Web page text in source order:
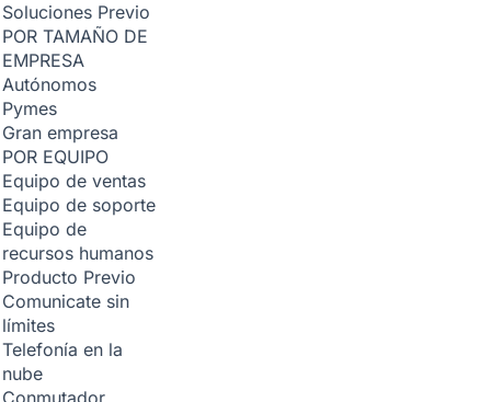
Soluciones Previo
POR TAMAÑO DE
EMPRESA
Autónomos
Pymes
Gran empresa
POR EQUIPO
Equipo de ventas
Equipo de soporte
Equipo de
recursos humanos
Producto Previo
Comunicate sin
límites
Telefonía en la
nube
Conmutador